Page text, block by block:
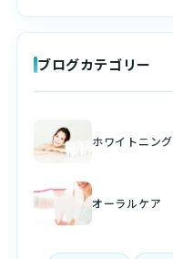
ブログカテゴリー
ホワイトニング
オーラルケア